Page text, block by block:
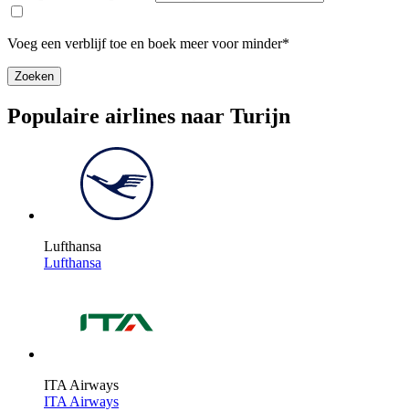
Voeg een verblijf toe en boek meer voor minder*
Zoeken
Populaire airlines naar Turijn
Lufthansa
Lufthansa
ITA Airways
ITA Airways